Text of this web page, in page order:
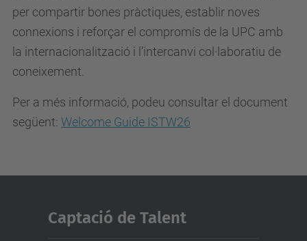
per compartir bones pràctiques, establir noves
connexions i reforçar el compromís de la UPC amb
la internacionalització i l’intercanvi col·laboratiu de
coneixement.
Per a més informació, podeu consultar el document
següent: Welcome Guide ISTW26
Captació de Talent